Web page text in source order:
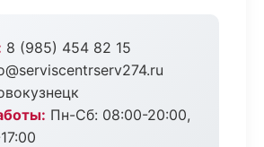
8 (985) 454 82 15
Пн-Сб: 08:00-20:00,